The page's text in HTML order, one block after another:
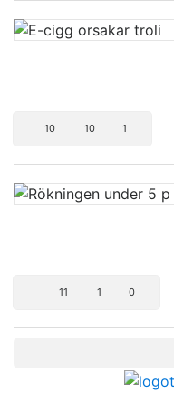
10 10 1
11 1 0